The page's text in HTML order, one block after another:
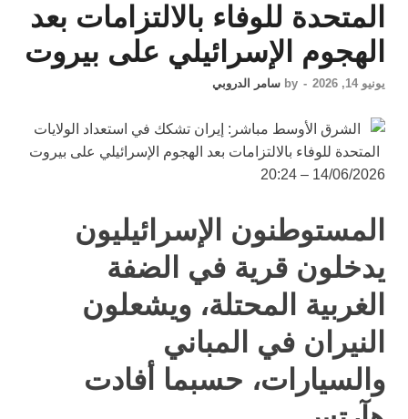
المتحدة للوفاء بالالتزامات بعد
الهجوم الإسرائيلي على بيروت
يونيو 14, 2026 -
by سامر الدروبي
14/06/2026 – 20:24
المستوطنون الإسرائيليون
يدخلون قرية في الضفة
الغربية المحتلة، ويشعلون
النيران في المباني
والسيارات، حسبما أفادت